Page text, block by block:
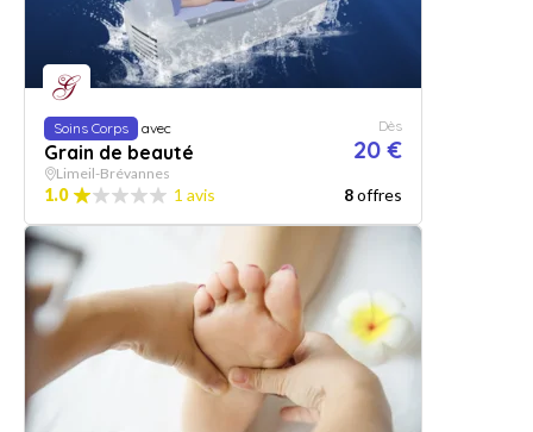
Soins Corps avec
Grain de beauté
Dès
20 €
Limeil-Brévannes
1.0 1 avis 8offres